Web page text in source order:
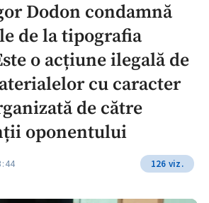
Special
Blog
ZdGust
Dodon condamnă
de la tipografia
o acțiune ilegală de
cu caracter
de către
oponentului
126 viz.